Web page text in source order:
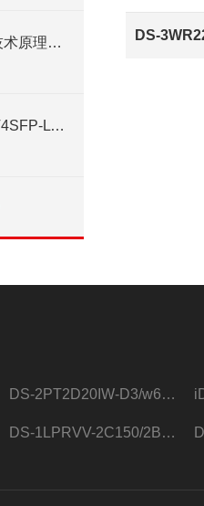
远程无线监控摄像头：技术原理、应用与选型全解析
锐捷RG-S2910V2-24GT4SFP-L 24口网管千兆交换机
DS-2PT2D20IW-D3/w64路高清硬盘录像机
DS-1LPRVV-2C150/2B监控室外夜视高清电源线护套线200米/卷